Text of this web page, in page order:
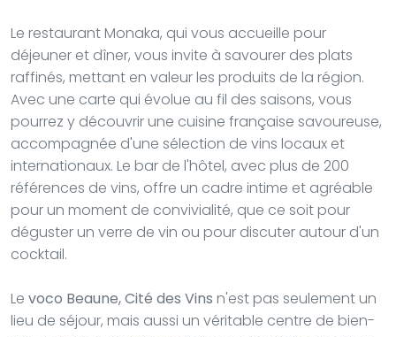
Le restaurant Monaka, qui vous accueille pour
déjeuner et dîner, vous invite à savourer des plats
raffinés, mettant en valeur les produits de la région.
Avec une carte qui évolue au fil des saisons, vous
pourrez y découvrir une cuisine française savoureuse,
accompagnée d'une sélection de vins locaux et
internationaux. Le bar de l'hôtel, avec plus de 200
références de vins, offre un cadre intime et agréable
pour un moment de convivialité, que ce soit pour
déguster un verre de vin ou pour discuter autour d'un
cocktail.
Le voco Beaune, Cité des Vins n'est pas seulement un
lieu de séjour, mais aussi un véritable centre de bien-